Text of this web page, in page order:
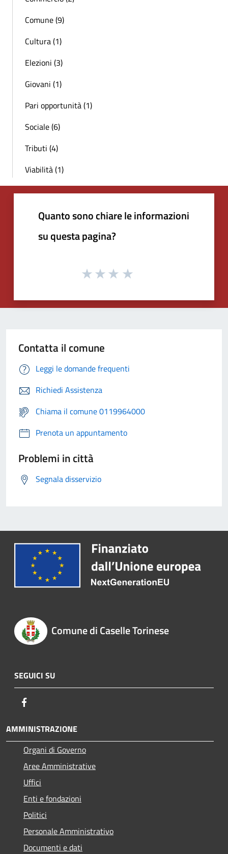
Comune (9)
Cultura (1)
Elezioni (3)
Giovani (1)
Pari opportunità (1)
Sociale (6)
Tributi (4)
Viabilità (1)
Quanto sono chiare le informazioni
su questa pagina?
Contatta il comune
Leggi le domande frequenti
Richiedi Assistenza
Chiama il comune 0119964000
Prenota un appuntamento
Problemi in città
Segnala disservizio
Comune di Caselle Torinese
SEGUICI SU
AMMINISTRAZIONE
Organi di Governo
Aree Amministrative
Uffici
Enti e fondazioni
Politici
Personale Amministrativo
Documenti e dati